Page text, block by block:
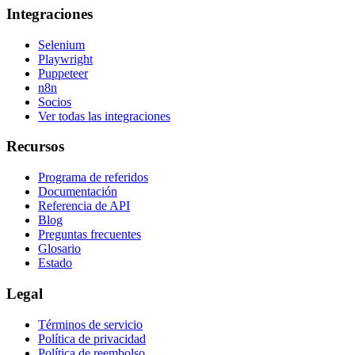
Integraciones
Selenium
Playwright
Puppeteer
n8n
Socios
Ver todas las integraciones
Recursos
Programa de referidos
Documentación
Referencia de API
Blog
Preguntas frecuentes
Glosario
Estado
Legal
Términos de servicio
Política de privacidad